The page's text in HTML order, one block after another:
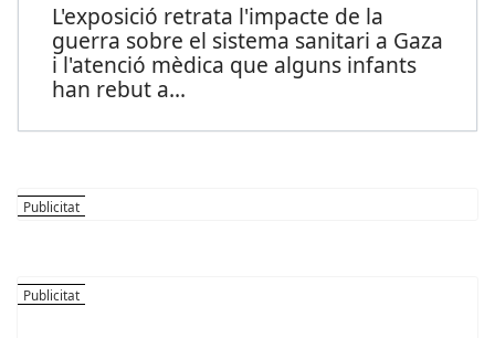
L'exposició retrata l'impacte de la
guerra sobre el sistema sanitari a Gaza
i l'atenció mèdica que alguns infants
han rebut a...